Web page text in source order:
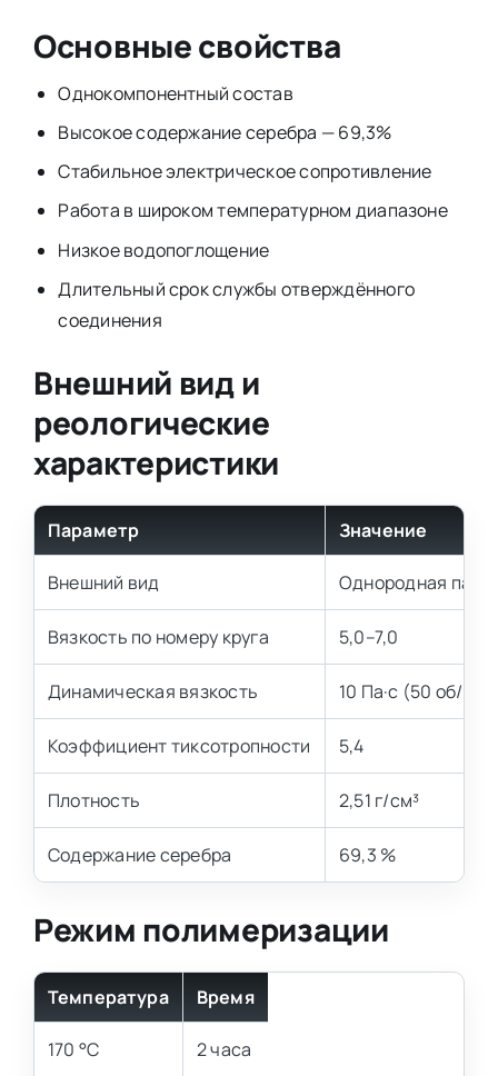
Основные свойства
Однокомпонентный состав
Высокое содержание серебра — 69,3%
Стабильное электрическое сопротивление
Работа в широком температурном диапазоне
Низкое водопоглощение
Длительный срок службы отверждённого
соединения
Внешний вид и
реологические
характеристики
Параметр Значение
Внешний вид Однородная
Вязкость по номеру круга 5,0–7,0
Динамическая вязкость 10 Па·с (50 об/
Коэффициент тиксотропности 5,4
Плотность 2,51 г/см³
Содержание серебра 69,3 %
Режим полимеризации
Температура Время
170 °С 2 часа